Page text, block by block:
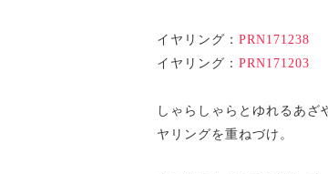
イヤリング： PRN171238
イヤリング： PRN171203
しゃらしゃらとゆれるあ
ヤリングを重ねづけ。